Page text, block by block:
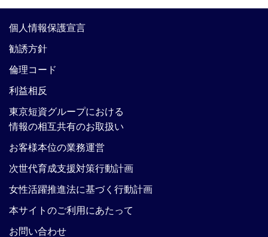
個人情報保護宣言
勧誘方針
倫理コード
利益相反
東京短資グループにおける
情報の相互共有のお取扱い
お客様本位の業務運営
次世代育成支援対策行動計画
女性活躍推進法に基づく行動計画
本サイトのご利用にあたって
お問い合わせ